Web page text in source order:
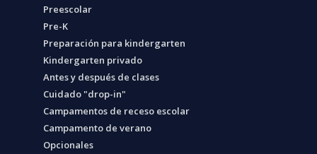
Preescolar
Pre-K
Preparación para kindergarten
Kindergarten privado
Antes y después de clases
Cuidado "drop-in"
Campamentos de receso escolar
Campamento de verano
Opcionales